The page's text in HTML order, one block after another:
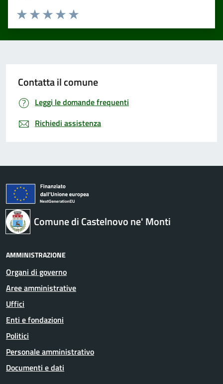
Valuta 5 stelle su 5
Valuta 4 stelle su 5
Valuta 3 stelle su 5
Valuta 2 stelle su 5
Valuta 1 stelle su 5
Contatta il comune
Leggi le domande frequenti
Richiedi assistenza
Comune di Castelnovo ne' Monti
AMMINISTRAZIONE
Organi di governo
Aree amministrative
Uffici
Enti e fondazioni
Politici
Personale amministrativo
Documenti e dati